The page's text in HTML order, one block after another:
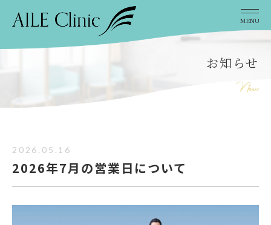
MENU
お知らせ
2026.05.16
2026年7月の営業日について